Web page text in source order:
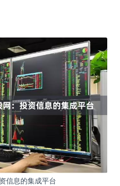
信息的集成平台